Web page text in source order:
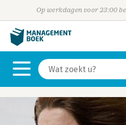
Op werkdagen voor 23:00